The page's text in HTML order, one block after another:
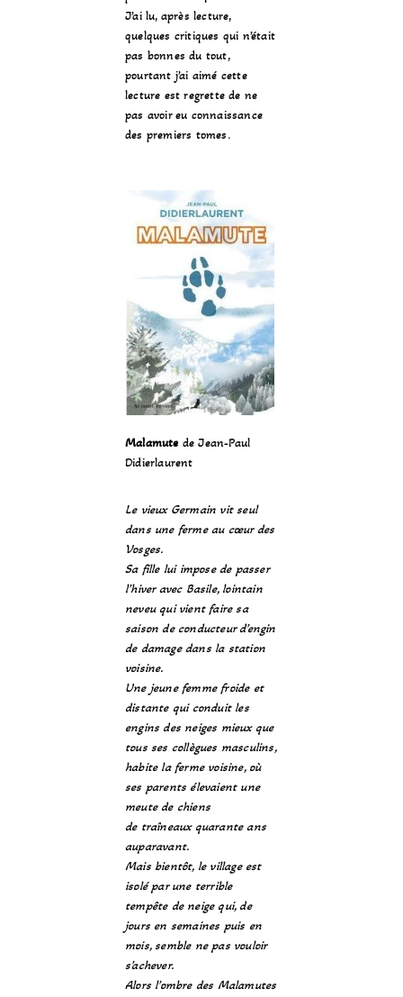
J’ai lu, après lecture,
quelques critiques qui n’était
pas bonnes du tout,
pourtant j’ai aimé cette
lecture est regrette de ne
pas avoir eu connaissance
des premiers tomes.
Malamute de Jean-Paul
Didierlaurent
Le vieux Germain vit seul
dans une ferme au cœur des
Vosges.
Sa fille lui impose de passer
l’hiver avec Basile, lointain
neveu qui vient faire sa
saison de conducteur d’engin
de damage dans la station
voisine.
Une jeune femme froide et
distante qui conduit les
engins des neiges mieux que
tous ses collègues masculins,
habite la ferme voisine, où
ses parents élevaient une
meute de chiens
de traîneaux quarante ans
auparavant.
Mais bientôt, le village est
isolé par une terrible
tempête de neige qui, de
jours en semaines puis en
mois, semble ne pas vouloir
s’achever.
Alors l’ombre des Malamutes